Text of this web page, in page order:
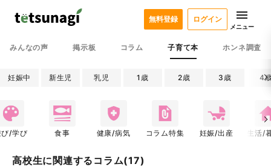
みんなの声 掲示板 コラム 子育て本 ホンネ調査
無料登録 ログイン
メニュー
妊娠中 新生児 乳児 1歳 2歳 3歳 4
び/学び 食事 健康/病気 コラム特集 妊娠/出産 生活/
高校生に関連するコラム(17)